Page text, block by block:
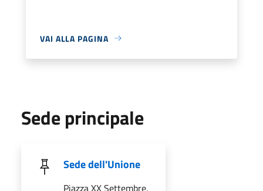
VAI ALLA PAGINA
Sede principale
Sede dell'Unione
Piazza XX Settembre,